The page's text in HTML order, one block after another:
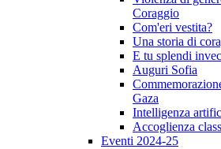
Coraggio
Com'eri vestita?
Una storia di
E tu splendi
Auguri Sofia
Gaza
Intelligenza
Accoglienza
Eventi 2024-25